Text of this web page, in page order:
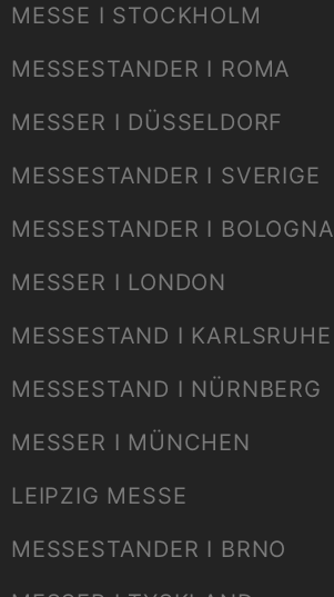
MESSE I STOCKHOLM
MESSESTANDER I ROMA
MESSER I DÜSSELDORF
MESSESTANDER I SVERIGE
MESSESTANDER I BOLOGNA
MESSER I LONDON
MESSESTAND I KARLSRUHE
MESSESTAND I NÜRNBERG
MESSER I MÜNCHEN
LEIPZIG MESSE
MESSESTANDER I BRNO